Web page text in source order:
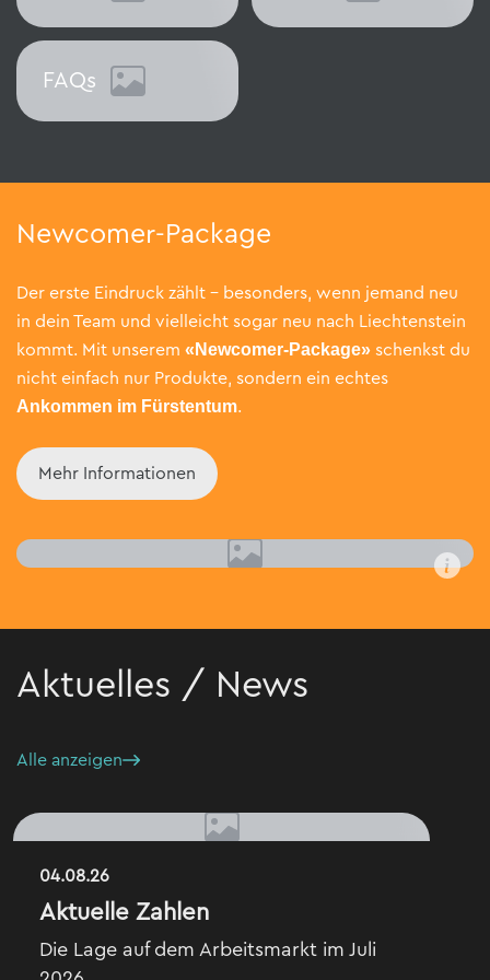
FAQs
Newcomer-Package
Der erste Eindruck zählt – besonders, wenn jemand neu
in dein Team und vielleicht sogar neu nach Liechtenstein
kommt. Mit unserem «Newcomer-Package» schenkst du
nicht einfach nur Produkte, sondern ein echtes
Ankommen im Fürstentum.
Mehr Informationen
Aktuelles / News
Alle anzeigen
04.08.26
Aktuelle Zahlen
Die Lage auf dem Arbeitsmarkt im Juli